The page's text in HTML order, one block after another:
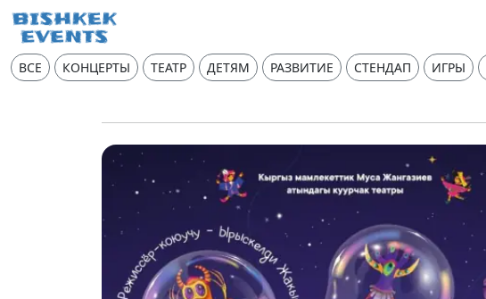
ВСЕ КОНЦЕРТЫ ТЕАТР ДЕТЯМ РАЗВИТИЕ СТЕНДАП ИГРЫ